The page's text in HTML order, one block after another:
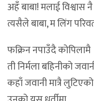
अहँ बाबा! मलाई विश्वास
त्यसैले बाबा, म लिंग
फक्रिन नपाउँदै कोपिलामै
ती निर्मला बहिनीको
कहाँ जवानी मात्रै